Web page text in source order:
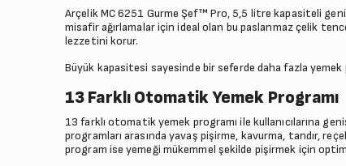
Arçelik MC 6251 Gurme Şef™ Pro, 5,5 litre kapasiteli
misafir ağırlamalar için ideal olan bu paslanmaz çelik
lezzetini korur.
Büyük kapasitesi sayesinde bir seferde daha fazla
13 Farklı Otomatik Yemek Programı
13 farklı otomatik yemek programı ile kullanıcılarına
programları arasında yavaş pişirme, kavurma, tandır,
program ise yemeği mükemmel şekilde pişirmek için